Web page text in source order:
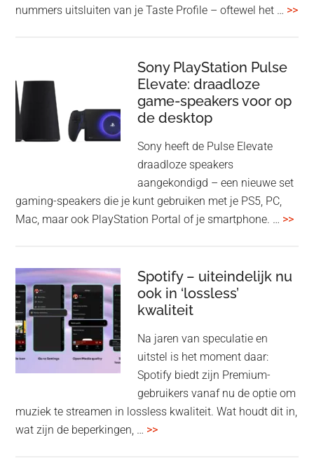
nieuwe
nummers uitsluiten van je Taste Profile – oftewel het … >>
Sony PlayStation Pulse
Elevate: draadloze
game-speakers voor op
de desktop
Sony heeft de Pulse Elevate
draadloze speakers
aangekondigd – een nieuwe set
gaming-speakers die je kunt gebruiken met je PS5, PC,
Mac, maar ook PlayStation Portal of je smartphone. … >>
Spotify – uiteindelijk nu
ook in ‘lossless’
kwaliteit
Na jaren van speculatie en
uitstel is het moment daar:
Spotify biedt zijn Premium-
gebruikers vanaf nu de optie om
muziek te streamen in lossless kwaliteit. Wat houdt dit in,
wat zijn de beperkingen, … >>overSpotify